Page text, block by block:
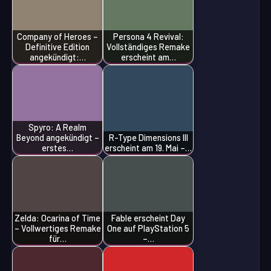
Company of Heroes –
Definitive Edition
angekündigt:…
Persona 4 Revival:
Vollständiges Remake
erscheint am…
Spyro: A Realm
Beyond angekündigt –
erstes…
R-Type Dimensions III
erscheint am 19. Mai –…
Zelda: Ocarina of Time
– Vollwertiges Remake
für…
Fable erscheint Day
One auf PlayStation 5
–…